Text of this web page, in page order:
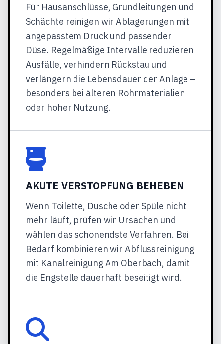
Für Hausanschlüsse, Grundleitungen und
Schächte reinigen wir Ablagerungen mit
angepasstem Druck und passender
Düse. Regelmäßige Intervalle reduzieren
Ausfälle, verhindern Rückstau und
verlängern die Lebensdauer der Anlage –
besonders bei älteren Rohrmaterialien
oder hoher Nutzung.
AKUTE VERSTOPFUNG BEHEBEN
Wenn Toilette, Dusche oder Spüle nicht
mehr läuft, prüfen wir Ursachen und
wählen das schonendste Verfahren. Bei
Bedarf kombinieren wir Abflussreinigung
mit Kanalreinigung Am Oberbach, damit
die Engstelle dauerhaft beseitigt wird.